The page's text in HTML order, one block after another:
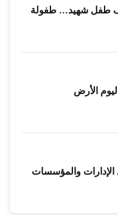
الطفل الفلسطيني: 19 ألف طفل شهيد... طفولة
*ليوم الأرض
والمؤسسات